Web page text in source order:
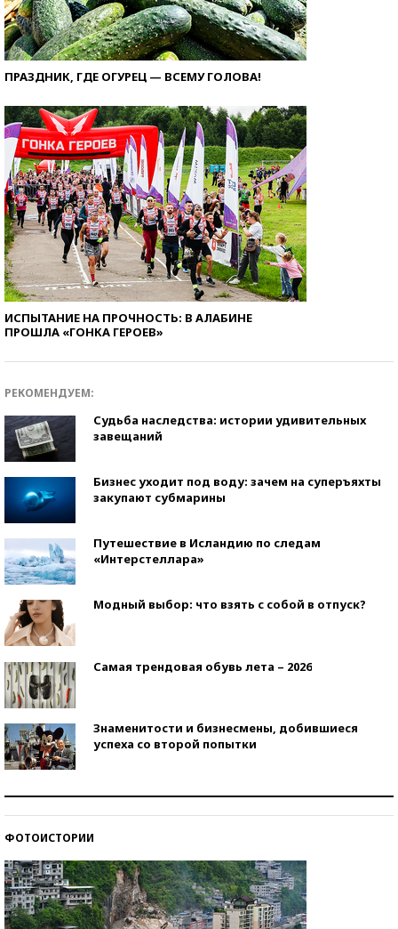
ПРАЗДНИК, ГДЕ ОГУРЕЦ — ВСЕМУ ГОЛОВА!
ИСПЫТАНИЕ НА ПРОЧНОСТЬ: В АЛАБИНЕ
ПРОШЛА «ГОНКА ГЕРОЕВ»
РЕКОМЕНДУЕМ:
Судьба наследства: истории удивительных
завещаний
Бизнес уходит под воду: зачем на суперъяхты
закупают субмарины
Путешествие в Исландию по следам
«Интерстеллара»
Модный выбор: что взять с собой в отпуск?
Самая трендовая обувь лета – 2026
Знаменитости и бизнесмены, добившиеся
успеха со второй попытки
ФОТОИСТОРИИ